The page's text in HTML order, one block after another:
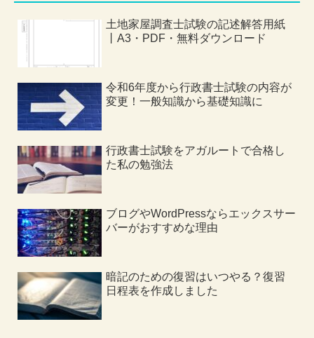
土地家屋調査士試験の記述解答用紙
丨A3・PDF・無料ダウンロード
令和6年度から行政書士試験の内容が
変更！一般知識から基礎知識に
行政書士試験をアガルートで合格し
た私の勉強法
ブログやWordPressならエックスサー
バーがおすすめな理由
暗記のための復習はいつやる？復習
日程表を作成しました